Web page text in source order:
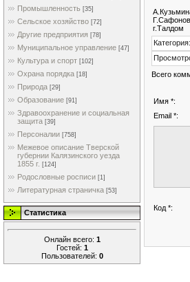
Промышленность [35]
Сельское хозяйство [72]
Другие предприятия [78]
Муниципальное управление [47]
Культура и спорт [102]
Охрана порядка [18]
Природа [29]
Образование [91]
Здравоохранение и социальная
защита [39]
Персоналии [758]
Межевое описание Тверской
губернии Калязинского уезда
1855 г. [124]
Родословные росписи [1]
Литературная страничка [53]
Статистика
Онлайн всего: 1
Гостей: 1
Пользователей: 0
г.Талдом
Категория:
Всего
Имя *:
Email *:
Код *: